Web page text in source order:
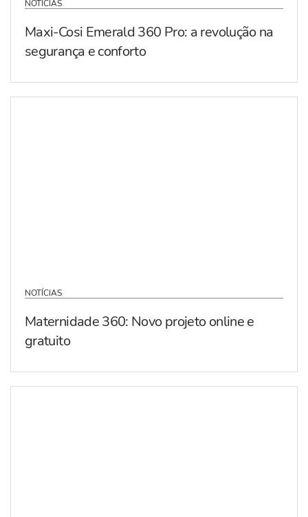
NOTÍCIAS
Maxi-Cosi Emerald 360 Pro: a revolução na
segurança e conforto
NOTÍCIAS
Maternidade 360: Novo projeto online e
gratuito